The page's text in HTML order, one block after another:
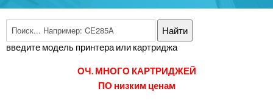
введите модель принтера или картриджа
ОЧ. МНОГО КАРТРИДЖЕЙ
ПО низким ценам